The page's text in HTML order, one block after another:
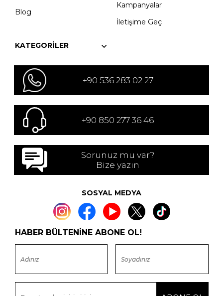
Blog
Kampanyalar
İletişime Geç
KATEGORILER
+90 536 283 02 27
+90 850 277 36 46
Sorunuz mu var?
Bize yazın
SOSYAL MEDYA
HABER BÜLTENİNE ABONE OL!